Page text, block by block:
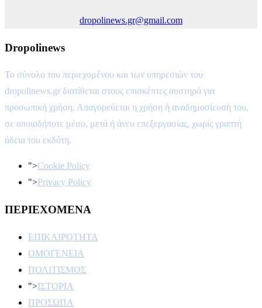
dropolinews.gr@gmail.com
Dropolinews
Το σύνολο του περιεχομένου και των υπηρεσιών του
dropolinews.gr διατίθεται στους επισκέπτες αυστηρά για
προσωπική χρήση. Απαγορεύεται η χρήση ή αναδημοσίευσή του,
σε οποιοδήποτε μέσο, μετά ή άνευ επεξεργασίας, χωρίς γραπτή
άδεια του εκδότη.
">Cookie Policy
">Privacy Policy
ΠΕΡΙΕΧΟΜΕΝΑ
ΕΠΙΚΑΙΡΟΤΗΤΑ
ΟΜΟΓΕΝΕΙΑ
ΠΟΛΙΤΙΣΜΟΣ
">ΙΣΤΟΡΙΑ
ΠΡΟΣΩΠΑ